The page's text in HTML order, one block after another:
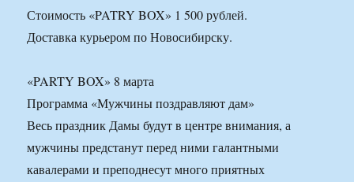
Стоимость «PATRY BOX» 1 500 рублей.
Доставка курьером по Новосибирску.
«PARTY BOX» 8 марта
Программа «Мужчины поздравляют дам»
Весь праздник Дамы будут в центре внимания, а
мужчины предстанут перед ними галантными
кавалерами и преподнесут много приятных